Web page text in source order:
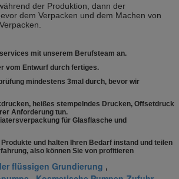
der Produktion, dann der
dem Verpacken und dem Machen von
mit unserem Berufsteam an.
vom Entwurf durch fertiges.
mindestens 3mal durch, bevor wir
heißes stempelndes Drucken, Offsetdruck
Anforderung tun.
für Glasflasche und
und halten Ihren Bedarf instand und teilen
also können Sie von profitieren
flüssigen Grundierung ,